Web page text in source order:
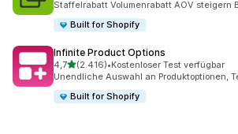
Staffelrabatt Volumenrabatt AOV steigern
Built for Shopify
Infinite Product Options
4,7von 5 Sternen
(2.416)
2416 Rezensionen insgesamt
•Kostenloser Test verfügbar
Unendliche Auswahl an Produktoptionen,
Built for Shopify